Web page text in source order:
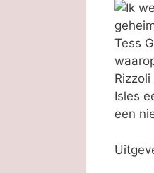
Isles
een